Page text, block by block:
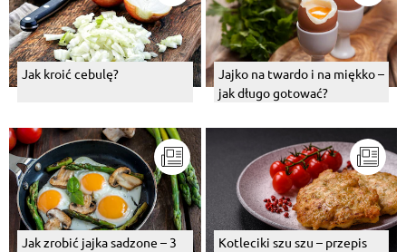
Jak kroić cebulę?
Jajko na twardo i na miękko –
jak długo gotować?
Jak zrobić jajka sadzone – 3
Kotleciki szu szu – przepis